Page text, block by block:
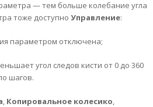
— тем больше колебание угла
тоже доступно Управление:
параметром отключена;
угол следов кисти от 0 до 360
шагов.
, Копировальное колесико,